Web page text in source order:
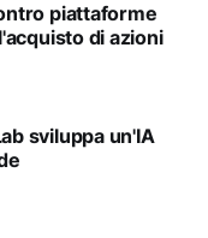
piattaforme
di azioni
sviluppa un'IA